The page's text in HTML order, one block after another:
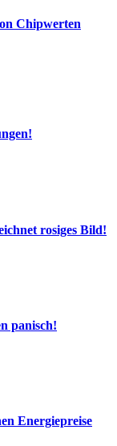
Chipwerten
rosiges Bild!
panisch!
Energiepreise